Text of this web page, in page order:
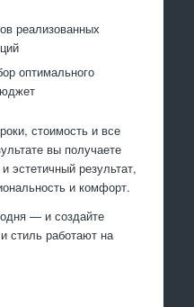
реализованных
оптимального
стоимость и все
вы получаете
эстетичный результат,
и комфорт.
— и создайте
стиль работают на